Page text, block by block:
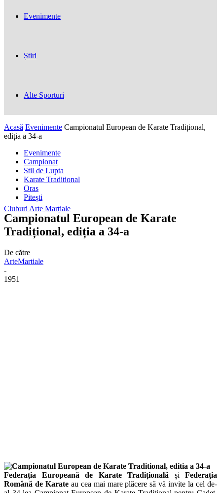
Cluburi Arte Marțiale
Evenimente
Știri
Alte Sporturi
Acasă Evenimente Campionatul European de Karate Tradițional,
ediția a 34-a
Evenimente
Campionat
Stil de Lupta
Karate Traditional
Oras
Pitești
Campionatul European de Karate
Tradițional, ediția a 34-a
De către
ArteMartiale
-
1951
Federația Europeană de Karate Tradițională și Federația
Română de Karate au cea mai mare plăcere să vă invite la cel de-